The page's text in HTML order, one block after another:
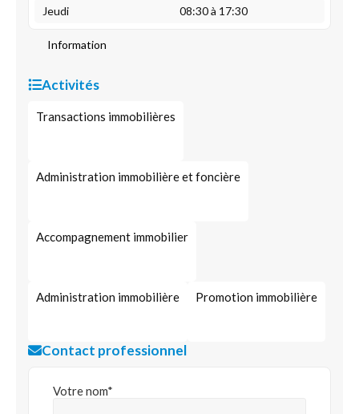
Jeudi
08:30 à 17:30
Information
Activités
Transactions immobilières
Administration immobilière et foncière
Accompagnement immobilier
Administration immobilière Promotion immobilière
Contact professionnel
Votre nom*